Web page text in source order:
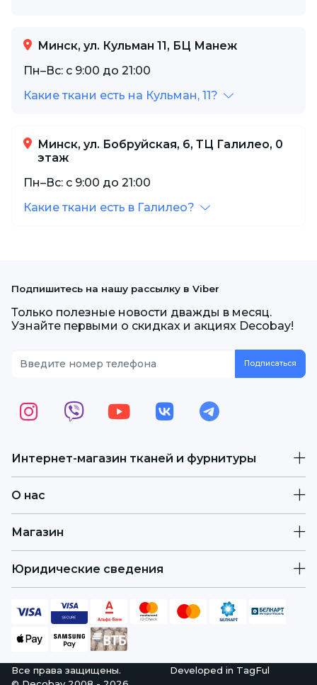
Минск, ул. Кульман 11, БЦ Манеж
Пн–Вс: с 9:00 до 21:00
Какие ткани есть на Кульман, 11?
Минск, ул. Бобруйская, 6, ТЦ Галилео, 0
этаж
Пн–Вс: с 9:00 до 21:00
Какие ткани есть в Галилео?
Интернет-магазин тканей и фурнитуры
О нас
Магазин
Юридические сведения
Подпишитесь на нашу рассылку в Viber
Только полезные новости дважды в месяц.
Узнайте первыми о скидках и акциях Decobay!
Все права защищены.
Developed in TagFul